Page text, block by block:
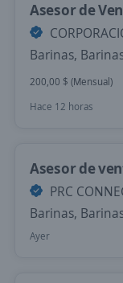
Asesor de
Barinas,
200,00 $ (Mensual)
Hace 12 horas
Asesor de
PRC
Barinas,
Ayer